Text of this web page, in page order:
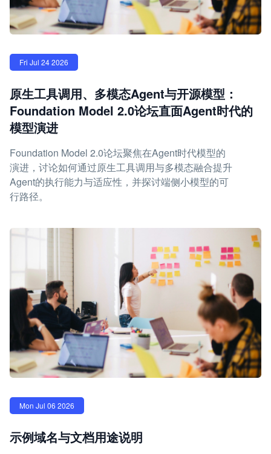
Fri Jul 24 2026
原生工具调用、多模态Agent与开源模型：
Foundation Model 2.0论坛直面Agent时代的
模型演进
Foundation Model 2.0论坛聚焦在Agent时代模型的
演进，讨论如何通过原生工具调用与多模态融合提升
Agent的执行能力与适应性，并探讨端侧小模型的可
行路径。
Mon Jul 06 2026
示例域名与文档用途说明